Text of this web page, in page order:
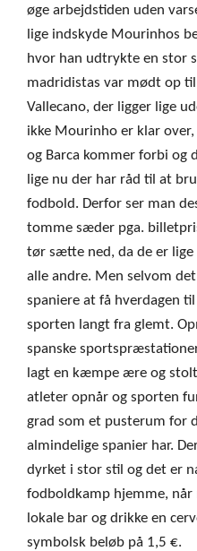
øge arbejdstiden uden
lige indskyde Mourinhos
hvor han udtrykte en stor
madridistas var mødt op
Vallecano, der ligger lige
ikke Mourinho er klar
og Barca kommer forbi og
lige nu der har råd til at
fodbold. Derfor ser man
tomme sæder pga.
tør sætte ned, da de er lige
alle andre. Men selvom
spaniere at få hverdagen
sporten langt fra glemt.
spanske
lagt en kæmpe ære og
atleter opnår og sporten
grad som et pusterum for
almindelige spanier har.
dyrket i stor stil og det er
fodboldkamp hjemme, når
lokale bar og drikke en
symbolsk beløb på 1,5 €.